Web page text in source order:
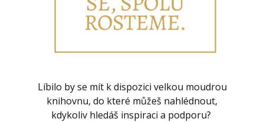
Líbilo by se mít k dispozici velkou moudrou
knihovnu, do které můžeš nahlédnout,
kdykoliv hledáš inspiraci a podporu?